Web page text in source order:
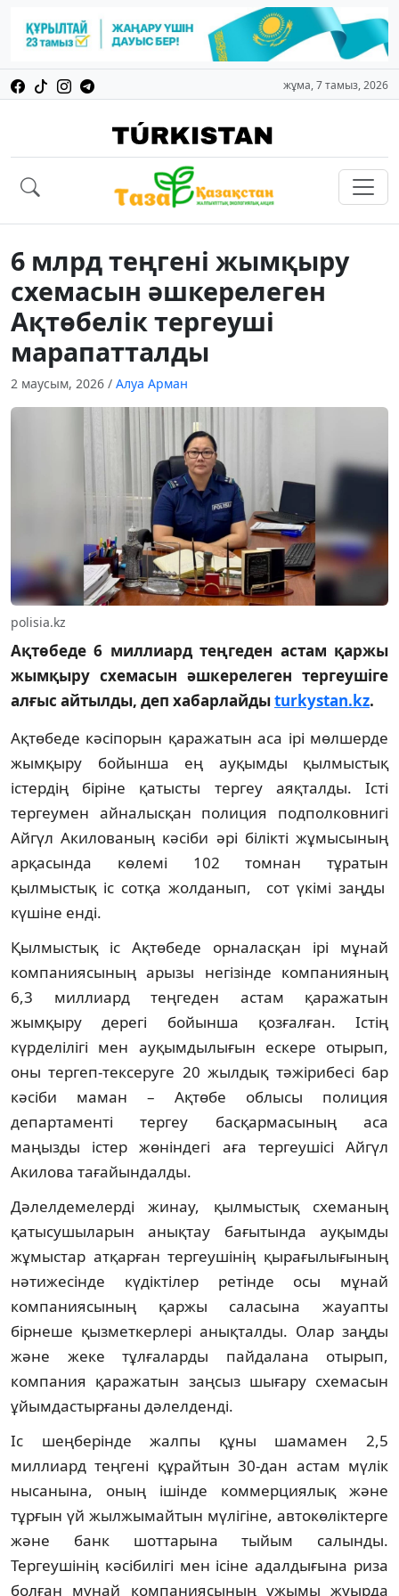
жұма, 7 тамыз, 2026
6 млрд теңгені жымқыру
схемасын әшкерелеген
Ақтөбелік тергеуші
марапатталды
2 маусым, 2026 / Алуа Арман
polisia.kz
Ақтөбеде 6 миллиард теңгеден астам қаржы
жымқыру схемасын әшкерелеген тергеушіге
алғыс айтылды, деп хабарлайдыturkystan.kz.
Ақтөбеде кәсіпорын қаражатын аса ірі мөлшерде
жымқыру бойынша ең ауқымды қылмыстық
істердің біріне қатысты тергеу аяқталды. Істі
тергеумен айналысқан полиция подполковнигі
Айгүл Акилованың кәсіби әрі білікті жұмысының
арқасында көлемі 102 томнан тұратын
қылмыстық іс сотқа жолданып, сот үкімі заңды
күшіне енді.
Қылмыстық іс Ақтөбеде орналасқан ірі мұнай
компаниясының арызы негізінде компанияның
6,3 миллиард теңгеден астам қаражатын
жымқыру дерегі бойынша қозғалған. Істің
күрделілігі мен ауқымдылығын ескере отырып,
оны тергеп-тексеруге 20 жылдық тәжірибесі бар
кәсіби маман – Ақтөбе облысы полиция
департаменті тергеу басқармасының аса
маңызды істер жөніндегі аға тергеушісі Айгүл
Акилова тағайындалды.
Дәлелдемелерді жинау, қылмыстық схеманың
қатысушыларын анықтау бағытында ауқымды
жұмыстар атқарған тергеушінің қырағылығының
нәтижесінде күдіктілер ретінде осы мұнай
компаниясының қаржы саласына жауапты
бірнеше қызметкерлері анықталды. Олар заңды
және жеке тұлғаларды пайдалана отырып,
компания қаражатын заңсыз шығару схемасын
ұйымдастырғаны дәлелденді.
Іс шеңберінде жалпы құны шамамен 2,5
миллиард теңгені құрайтын 30-дан астам мүлік
нысанына, оның ішінде коммерциялық және
тұрғын үй жылжымайтын мүлігіне, автокөліктерге
және банк шоттарына тыйым салынды.
Тергеушінің кәсібилігі мен ісіне адалдығына риза
болған мұнай компаниясының ұжымы жуырда